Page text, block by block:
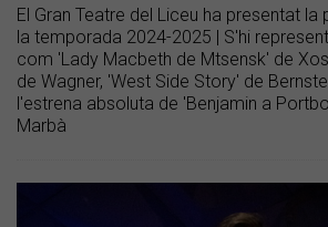
El Gran Teatre del Liceu ha presentat
la temporada 2024-2025 | S'hi
com 'Lady Macbeth de Mtsensk' de
de Wagner, 'West Side Story' de
l'estrena absoluta de 'Benjamin a
Marbà